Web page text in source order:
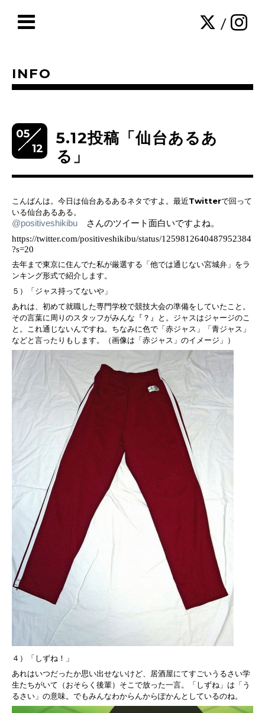
/
INFO
05
12
5.12投稿「仙台あるあ
る」
こんばんは。今日は仙台あるあるネタですよ。最近Twitterで回って
いる仙台あるある。
@positiveshikibu さんのツイート面白いですよね。
https://twitter.com/positiveshikibu/status/1259812640487952384
?s=20
去年まで東京に住んでた私が厳選する「他では通じない宮城弁」をラ
ンキング形式で紹介します。
５）「ジャス持ってないや」
あれは、初めて就職した専門学校で競技大会の準備をしていたこと。
その言葉に周りのスタッフがみんな『？』と。ジャスはジャージのこ
と。これ通じないんですね。ちなみに色で「赤ジャス」「青ジャス」
などと言ったりもします。（画像は「赤ジャス」のイメージ」）
４）「しずね！」
あれはいつだったか思い出せないけど、居酒屋にてすごいうるさい学
生たちがいて（おそらく後輩）そこで放った一言。「しずね」は「う
るさい」の意味。でもみんなわからんからぽかんとしているのね。